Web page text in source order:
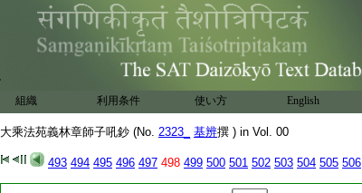
組織 利用条件 使い方 English
大乘法苑義林章師子吼鈔 (No. 2323_ 基辨撰 ) in Vol. 00
493 494 495 496 497 498 499 500 501 502 503 504 505 506